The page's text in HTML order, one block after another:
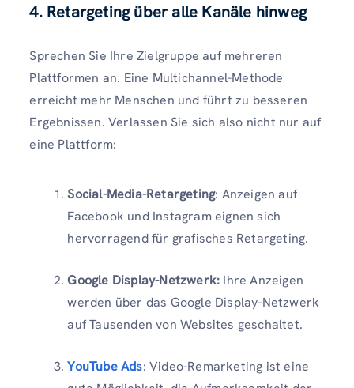
4. Retargeting über alle Kanäle hinweg
Sprechen Sie Ihre Zielgruppe auf mehreren
Plattformen an. Eine Multichannel-Methode
erreicht mehr Menschen und führt zu besseren
Ergebnissen. Verlassen Sie sich also nicht nur auf
eine Plattform:
Social-Media-Retargeting: Anzeigen auf
Facebook und Instagram eignen sich
hervorragend für grafisches Retargeting.
Google Display-Netzwerk: Ihre Anzeigen
werden über das Google Display-Netzwerk
auf Tausenden von Websites geschaltet.
YouTube Ads: Video-Remarketing ist eine